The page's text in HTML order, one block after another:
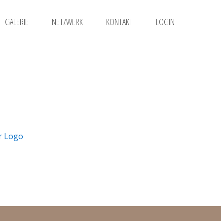
GALERIE NETZWERK KONTAKT LOGIN